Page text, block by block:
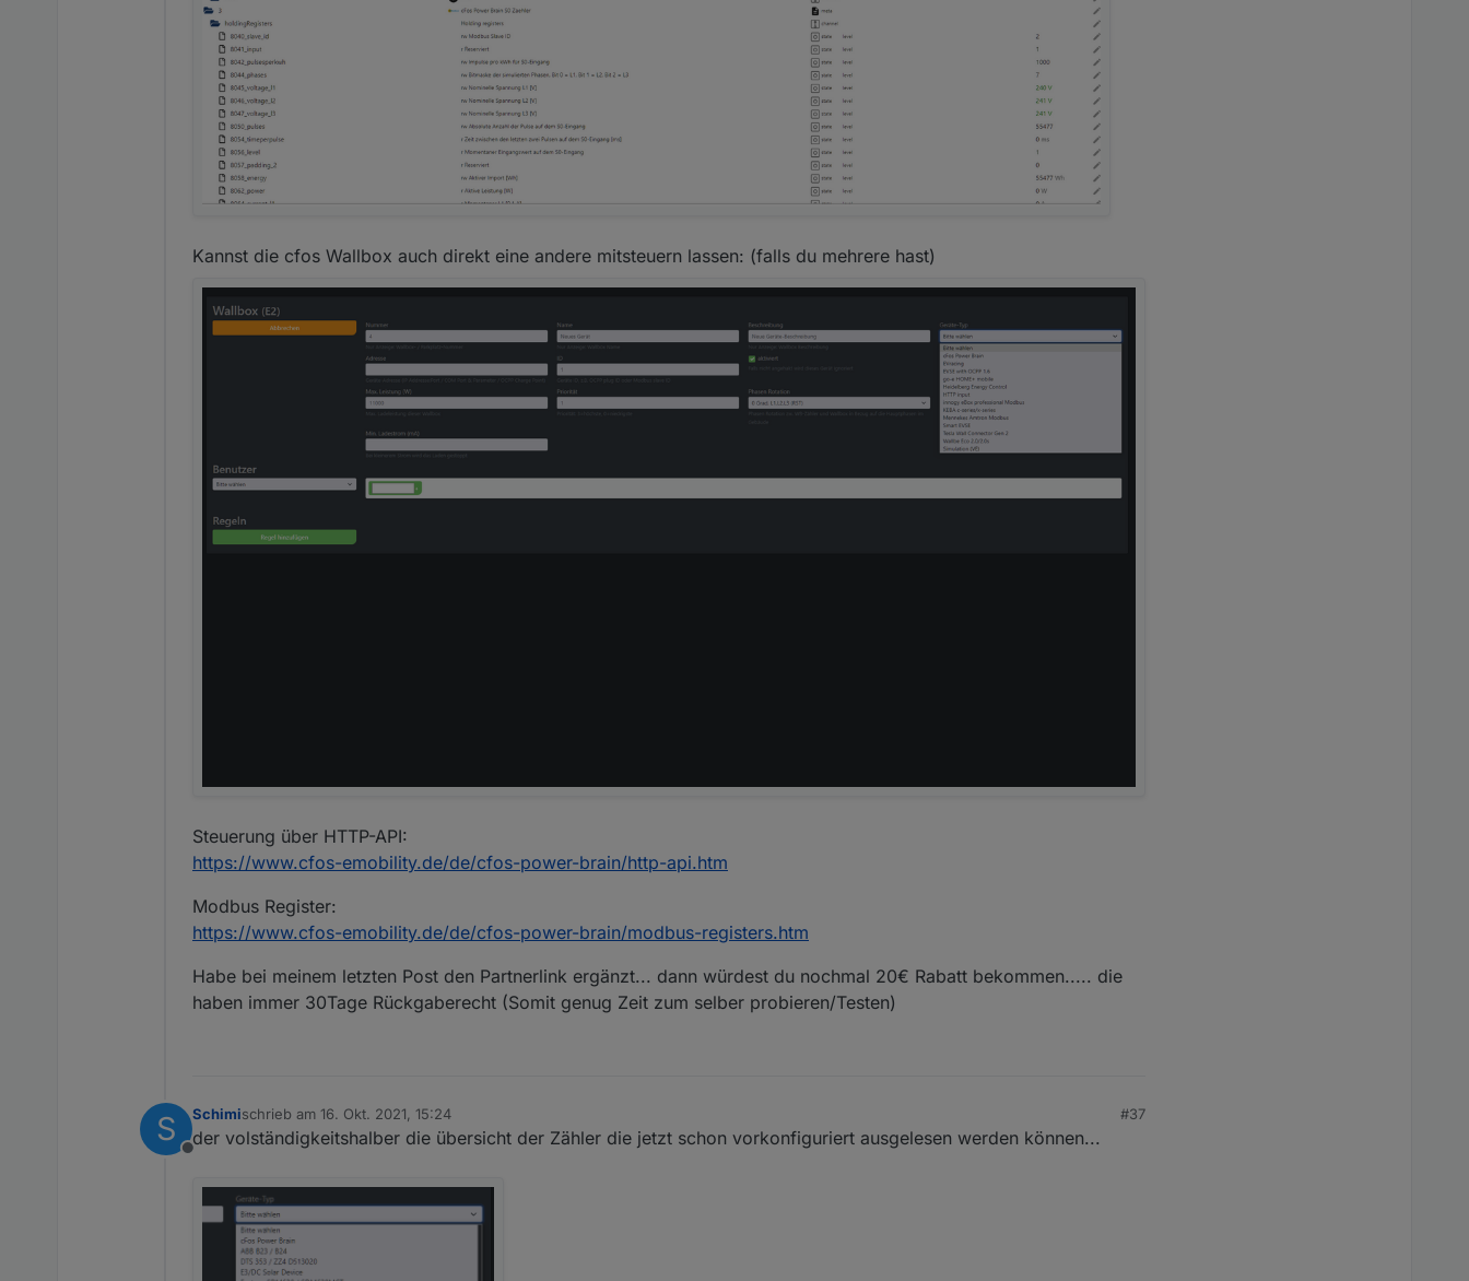
Kannst die cfos Wallbox auch direkt eine andere mitsteuern lassen: (falls du mehrere hast)
Steuerung über HTTP-API:
https://www.cfos-emobility.de/de/cfos-power-brain/http-api.htm
Modbus Register:
https://www.cfos-emobility.de/de/cfos-power-brain/modbus-registers.htm
Habe bei meinem letzten Post den Partnerlink ergänzt... dann würdest du nochmal 20€ Rabatt bekommen..... die
haben immer 30Tage Rückgaberecht (Somit genug Zeit zum selber probieren/Testen)
S
Offline
Schimischrieb am 16. Okt. 2021, 15:24
zuletzt editiert von
#37
der volständigkeitshalber die übersicht der Zähler die jetzt schon vorkonfiguriert ausgelesen werden können...